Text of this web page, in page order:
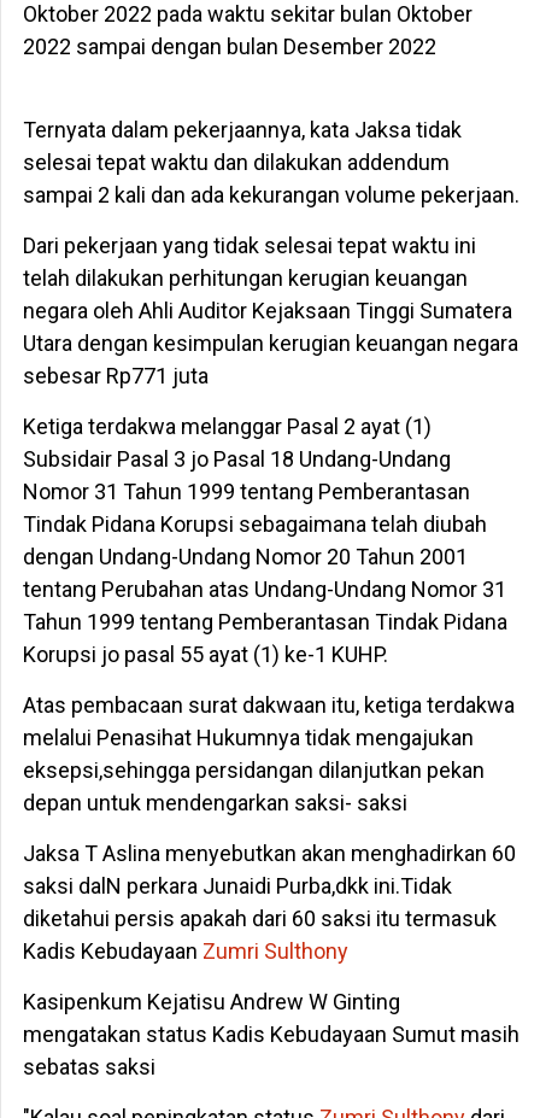
Oktober 2022 pada waktu sekitar bulan Oktober
2022 sampai dengan bulan Desember 2022
Ternyata dalam pekerjaannya, kata Jaksa tidak
selesai tepat waktu dan dilakukan addendum
sampai 2 kali dan ada kekurangan volume pekerjaan.
Dari pekerjaan yang tidak selesai tepat waktu ini
telah dilakukan perhitungan kerugian keuangan
negara oleh Ahli Auditor Kejaksaan Tinggi Sumatera
Utara dengan kesimpulan kerugian keuangan negara
sebesar Rp771 juta
Ketiga terdakwa melanggar Pasal 2 ayat (1)
Subsidair Pasal 3 jo Pasal 18 Undang-Undang
Nomor 31 Tahun 1999 tentang Pemberantasan
Tindak Pidana Korupsi sebagaimana telah diubah
dengan Undang-Undang Nomor 20 Tahun 2001
tentang Perubahan atas Undang-Undang Nomor 31
Tahun 1999 tentang Pemberantasan Tindak Pidana
Korupsi jo pasal 55 ayat (1) ke-1 KUHP.
Atas pembacaan surat dakwaan itu, ketiga terdakwa
melalui Penasihat Hukumnya tidak mengajukan
eksepsi,sehingga persidangan dilanjutkan pekan
depan untuk mendengarkan saksi- saksi
Jaksa T Aslina menyebutkan akan menghadirkan 60
saksi dalN perkara Junaidi Purba,dkk ini.Tidak
diketahui persis apakah dari 60 saksi itu termasuk
Kadis Kebudayaan Zumri Sulthony
Kasipenkum Kejatisu Andrew W Ginting
mengatakan status Kadis Kebudayaan Sumut masih
sebatas saksi